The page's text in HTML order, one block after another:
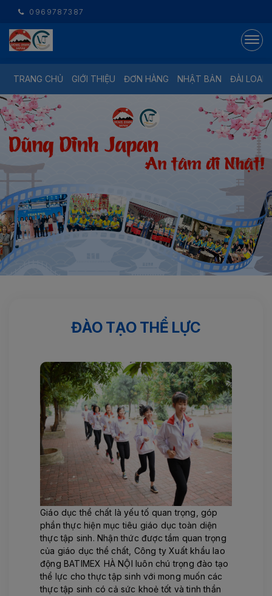
0969787387
TRANG CHỦ GIỚI THIỆU ĐƠN HÀNG NHẬT BẢN ĐÀI LOAN
ĐÀO TẠO THỂ LỰC
Giáo dục thể chất là yếu tố quan trọng, góp
phần thực hiện mục tiêu giáo dục toàn diện
thực tập sinh. Nhận thức được tầm quan trọng
của giáo dục thể chất, Công ty Xuất khẩu lao
động BATIMEX HÀ NỘI luôn chú trọng đào tạo
thể lực cho thực tập sinh với mong muốn các
thực tập sinh có cả sức khoẻ tốt và tinh thần